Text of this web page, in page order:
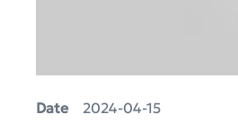
Date2024-04-15